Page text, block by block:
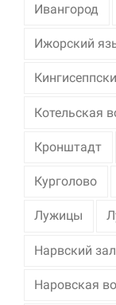
Ивангород
Ижорский
Котельская
Кронштадт
Курголово
Лужицы
Нарвский
Наровская